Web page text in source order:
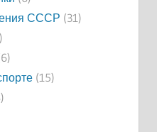
СССР (31)
(15)